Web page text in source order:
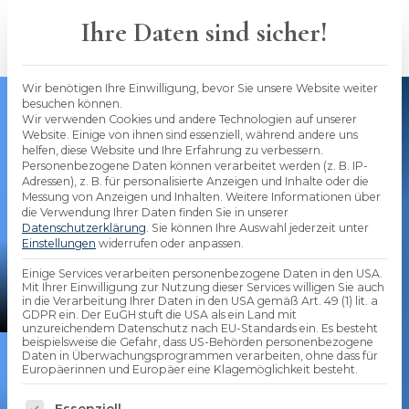
Stephan Seidenfad
bAV-Experte und Geschäftsführung
Die bAV in
Ihre Daten sind sicher!
Wir benötigen Ihre Einwilligung, bevor Sie unsere Website weiter
besuchen können.
Wir verwenden Cookies und andere Technologien auf unserer
Website. Einige von ihnen sind essenziell, während andere uns
helfen, diese Website und Ihre Erfahrung zu verbessern.
Personenbezogene Daten können verarbeitet werden (z. B. IP-
Adressen), z. B. für personalisierte Anzeigen und Inhalte oder die
Messung von Anzeigen und Inhalten. Weitere Informationen über
die Verwendung Ihrer Daten finden Sie in unserer
Datenschutzerklärung. Sie können Ihre Auswahl jederzeit unter
Einstellungen widerrufen oder anpassen.
Einige Services verarbeiten personenbezogene Daten in den USA.
Mit Ihrer Einwilligung zur Nutzung dieser Services willigen Sie auch
in die Verarbeitung Ihrer Daten in den USA gemäß Art. 49 (1) lit. a
GDPR ein. Der EuGH stuft die USA als ein Land mit
unzureichendem Datenschutz nach EU-Standards ein. Es besteht
beispielsweise die Gefahr, dass US-Behörden personenbezogene
Daten in Überwachungsprogrammen verarbeiten, ohne dass für
Europäerinnen und Europäer eine Klagemöglichkeit besteht.
Es folgt eine Liste der Service-Gruppen, für die